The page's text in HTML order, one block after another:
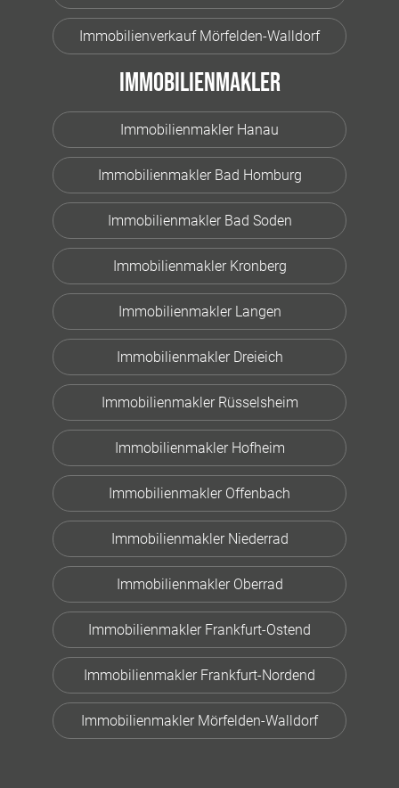
Immobilienverkauf Mörfelden-Walldorf
Immobilienmakler
Immobilienmakler Hanau
Immobilienmakler Bad Homburg
Immobilienmakler Bad Soden
Immobilienmakler Kronberg
Immobilienmakler Langen
Immobilienmakler Dreieich
Immobilienmakler Rüsselsheim
Immobilienmakler Hofheim
Immobilienmakler Offenbach
Immobilienmakler Niederrad
Immobilienmakler Oberrad
Immobilienmakler Frankfurt-Ostend
Immobilienmakler Frankfurt-Nordend
Immobilienmakler Mörfelden-Walldorf